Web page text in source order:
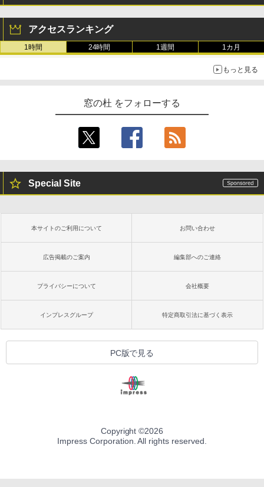
アクセスランキング
1時間 24時間 1週間 1カ月
もっと見る
窓の杜 をフォローする
Special Site
本サイトのご利用について お問い合わせ
広告掲載のご案内 編集部へのご連絡
プライバシーについて 会社概要
インプレスグループ 特定商取引法に基づく表示
PC版で見る
Copyright ©2026
Impress Corporation. All rights reserved.